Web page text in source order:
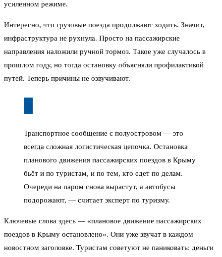
усиленном режиме.
Интересно, что грузовые поезда продолжают ходить. Значит,
инфраструктура не рухнула. Просто на пассажирские
направления наложили ручной тормоз. Такое уже случалось в
прошлом году, но тогда остановку объясняли профилактикой
путей. Теперь причины не озвучивают.
Транспортное сообщение с полуостровом — это
всегда сложная логистическая цепочка. Остановка
планового движения пассажирских поездов в Крыму
бьёт и по туристам, и по тем, кто едет по делам.
Очереди на паром снова вырастут, а автобусы
подорожают, — считает эксперт по туризму.
Ключевые слова здесь — «плановое движение пассажирских
поездов в Крыму остановлено». Они уже звучат в каждом
новостном заголовке. Туристам советуют не паниковать: деньги